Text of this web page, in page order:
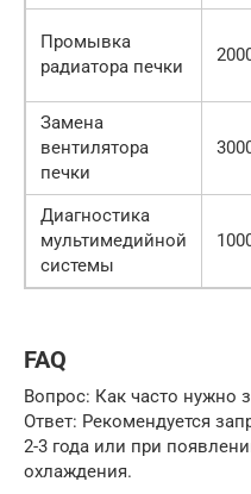
Промывка
радиатора печки
Замена
вентилятора
печки
Диагностика
мультимедийной
системы
FAQ
Вопрос: Как часто нужно
Ответ: Рекомендуется
2-3 года или при
охлаждения.